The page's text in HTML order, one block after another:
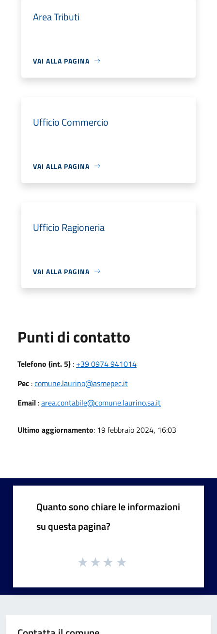
Area Tributi
VAI ALLA PAGINA
Ufficio Commercio
VAI ALLA PAGINA
Ufficio Ragioneria
VAI ALLA PAGINA
Punti di contatto
Telefono (int. 5) : +39 0974 941014
Pec :comune.laurino@asmepec.it
Email :area.contabile@comune.laurino.sa.it
Ultimo aggiornamento: 19 febbraio 2024, 16:03
Quanto sono chiare le informazioni
su questa pagina?